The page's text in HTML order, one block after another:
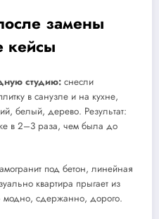
замены
кейсы
студию: снесли
в санузле и на кухне,
белый, дерево. Результат:
в 2–3 раза, чем была до
под бетон, линейная
квартира прыгает из
сдержанно, дорого.